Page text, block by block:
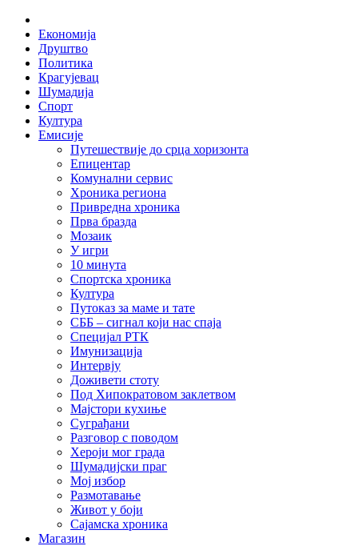
Skip
content
Економија
Друштво
Политика
Крагујевац
Шумадија
Спорт
Култура
Емисије
Путешествије до срца хоризонта
Епицентар
Комунални сервис
Хроника региона
Привредна хроника
Прва бразда
Мозаик
У игри
10 минута
Спортска хроника
Култура
Путоказ за маме и тате
СББ – сигнал који нас спаја
Специјал РТК
Имунизација
Интервју
Доживети стоту
Под Хипократовом заклетвом
Мајстори кухиње
Суграђани
Разговор с поводом
Хероји мог града
Шумадијски праг
Мој избор
Размотавање
Живот у боји
Сајамска хроника
Магазин